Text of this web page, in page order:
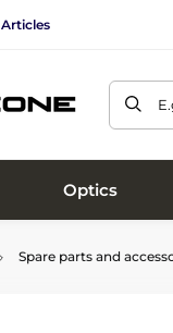
Articles
Optics
Spare parts and